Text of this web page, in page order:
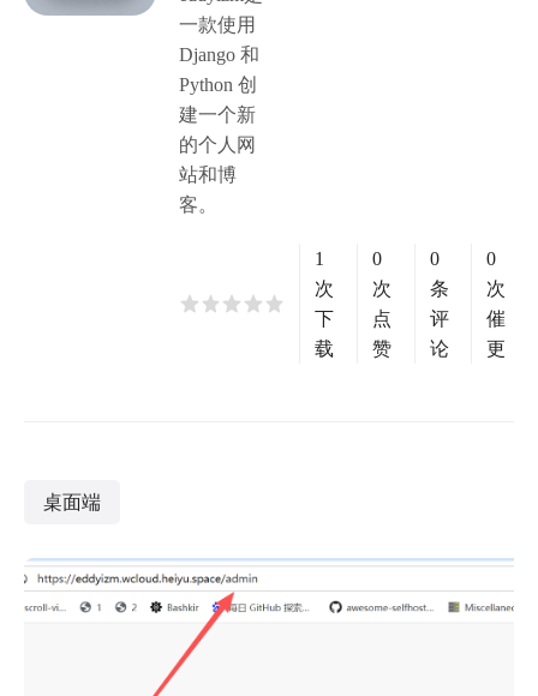
一款使用
Django 和
Python 创
建一个新
的个人网
站和博
客。
1
次
下
载
0
次
点
赞
0
条
评
论
0
次
催
更
桌面端